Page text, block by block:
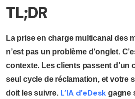
TL;DR
La prise en charge multicanal des
n’est pas un problème d’onglet.
contexte. Les clients passent d’un
seul cycle de réclamation, et votre
doit les suivre. L’IA d’eDesk gagne